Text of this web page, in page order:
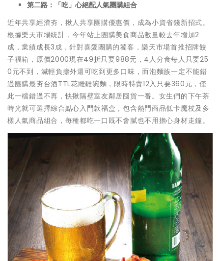
第二路：「吃」心絕配人氣團購組合
近年共享經濟夯，揪人共享團購優惠價，成為小資省錢新招式。
根據樂天市場統計，今年站上團購美食商品數量較去年增加2
成，業績成長3成，針對喜愛團購的饕客，樂天市場首推招牌餃
子福箱，原價2000現在49折只要988元，4人分食每人只要25
0元不到，減輕負擔外還可吃到更多口味，而泡麵族一定不能錯
過團購最夯台酒TTL花雕雞碗麵，限時特賣12入只要360元，僅
此一檔錯過不再，快揪隔壁室友鄰居囤貨一番。女生們的下午茶
時光就可選擇綜合點心入門款福盒，包含熱門商品低卡魔杖及多
樣人氣商品組合，每種都吃一口既不會膩也不用擔心身材走鐘。